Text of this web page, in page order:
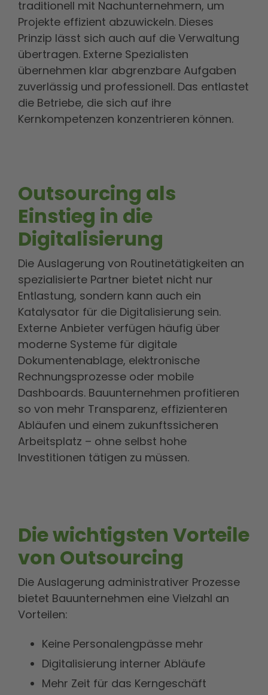
traditionell mit Nachunternehmern, um
Projekte effizient abzuwickeln. Dieses
Prinzip lässt sich auch auf die Verwaltung
übertragen. Externe Spezialisten
übernehmen klar abgrenzbare Aufgaben
zuverlässig und professionell. Das entlastet
die Betriebe, die sich auf ihre
Kernkompetenzen konzentrieren können.
Outsourcing als
Einstieg in die
Digitalisierung
Die Auslagerung von Routinetätigkeiten an
spezialisierte Partner bietet nicht nur
Entlastung, sondern kann auch ein
Katalysator für die Digitalisierung sein.
Externe Anbieter verfügen häufig über
moderne Systeme für digitale
Dokumentenablage, elektronische
Rechnungsprozesse oder mobile
Dashboards. Bauunternehmen profitieren
so von mehr Transparenz, effizienteren
Abläufen und einem zukunftssicheren
Arbeitsplatz – ohne selbst hohe
Investitionen tätigen zu müssen.
Die wichtigsten Vorteile
von Outsourcing
Die Auslagerung administrativer Prozesse
bietet Bauunternehmen eine Vielzahl an
Vorteilen:
Keine Personalengpässe mehr
Digitalisierung interner Abläufe
Mehr Zeit für das Kerngeschäft